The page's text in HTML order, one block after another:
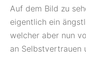
Auf dem Bild zu
eigentlich ein
welcher aber nun
an Selbstvertrauen